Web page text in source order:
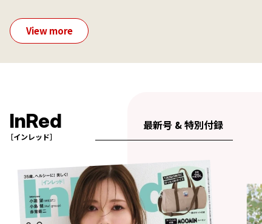
View more
InRed
［インレッド］
最新号 & 特別付録